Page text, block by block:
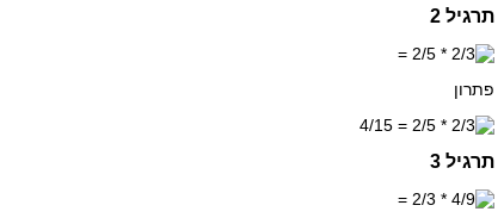
תרגיל 2
פתרון
תרגיל 3